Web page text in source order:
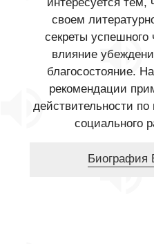
своем
секреты успешного
влияние
благосостояние.
рекомендации
действительности по
социального